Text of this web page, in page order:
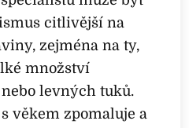
citlivější na
zejména na ty,
množství
levných tuků.
věkem zpomaluje a